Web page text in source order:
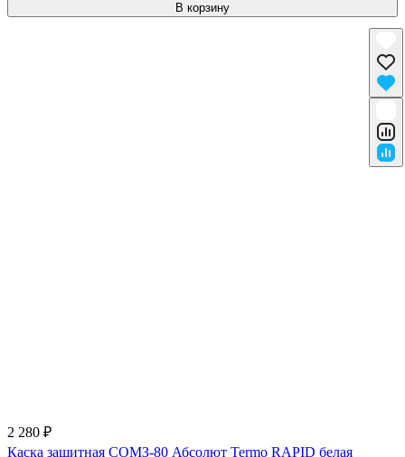
В корзину
2 280 ₽
Каска защитная СОМЗ-80 Абсолют Termo RAPID белая